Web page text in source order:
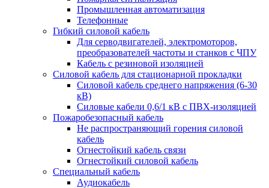
Промышленная автоматизация
Телефонные
Гибкий силовой кабель
Для серводвигателей, электромоторов,
преобразователей частоты и станков с ЧПУ
Кабель с резиновой изоляцией
Силовой кабель для стационарной прокладки
Силовой кабель среднего напряжения (6-30
кВ)
Силовые кабели 0,6/1 кВ с ПВХ-изоляцией
Пожаробезопасный кабель
Не распространяющий горения силовой
кабель
Огнестойкий кабель связи
Огнестойкий силовой кабель
Специальный кабель
Аудиокабель